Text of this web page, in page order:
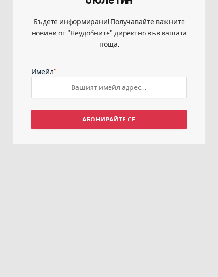
Бъдете информирани! Получавайте важните
новини от "Неудобните" директно във вашата
поща.
Имейл*